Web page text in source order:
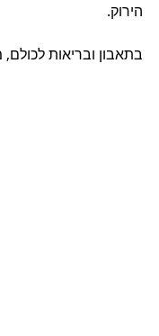
הירוק.
בתאבון ובריאות